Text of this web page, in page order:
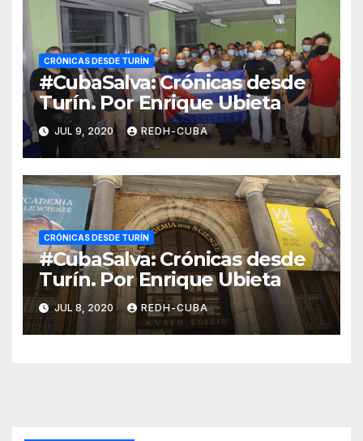
CRÓNICAS DESDE TURÍN
#CubaSalva: Crónicas desde
Turín. Por Enrique Ubieta
JUL 9, 2020 REDH-CUBA
CRÓNICAS DESDE TURÍN
#CubaSalva: Crónicas desde
Turín. Por Enrique Ubieta
JUL 8, 2020 REDH-CUBA